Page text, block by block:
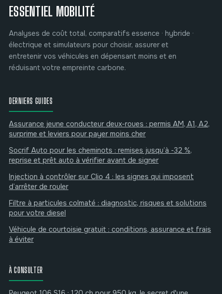
ESSENTIEL MOBILITÉ
Analyses de coût total, comparatifs essence · hybride ·
électrique et simulateurs pour choisir, assurer et
entretenir vos véhicules en dépensant moins et en
réduisant votre empreinte carbone.
DERNIERS GUIDES
Assurance jeune conducteur deux-roues : permis AM, A1, A2,
surprime et leviers pour payer moins cher
Socrif Auto pour les cheminots : remises jusqu’à -32 %,
reprise et prêt auto à vérifier avant de signer
Injection à contrôler sur Clio 4 : les signes qui imposent
d’arrêter de rouler
Filtre à particules colmaté : diagnostic, risques et solutions
pour votre diesel
Véhicule de courtoisie gratuit : conditions, assurance et frais
à éviter
À CONSULTER